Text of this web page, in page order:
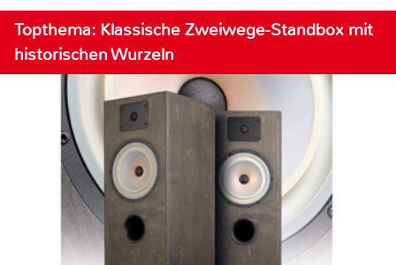
Topthema: Klassische Zweiwege-Standbox mit
historischen Wurzeln